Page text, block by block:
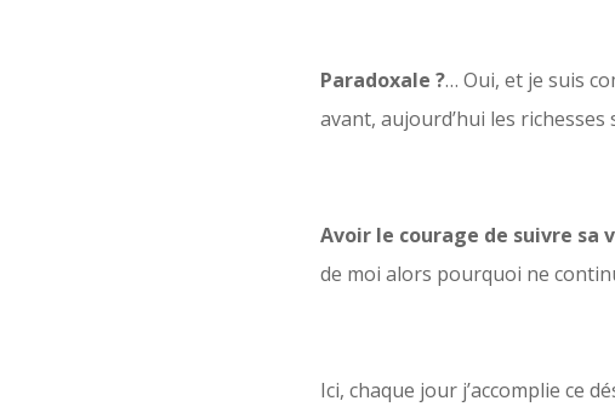
Paradoxale ?… Oui, et je suis
avant, aujourd’hui les
Avoir le courage de suivre sa
de moi alors pourquoi ne
Ici, chaque jour j’accomplie ce